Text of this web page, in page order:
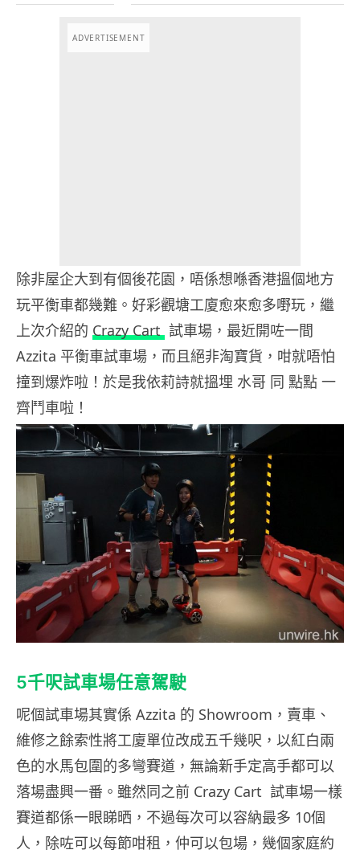
ADVERTISEMENT
除非屋企大到有個後花園，唔係想喺香港搵個地方
玩平衡車都幾難。好彩觀塘工廈愈來愈多嘢玩，繼
上次介紹的 Crazy Cart 試車場，最近開咗一間
Azzita 平衡車試車場，而且絕非淘寶貨，咁就唔怕
撞到爆炸啦！於是我依莉詩就搵埋 水哥 同 點點 一
齊鬥車啦！
5千呎試車場任意駕駛
呢個試車場其實係 Azzita 的 Showroom，賣車、
維修之餘索性將工廈單位改成五千幾呎，以紅白兩
色的水馬包圍的多彎賽道，無論新手定高手都可以
落場盡興一番。雖然同之前 Crazy Cart 試車場一樣
賽道都係一眼睇晒，不過每次可以容納最多 10個
人，除咗可以每節咁租，仲可以包場，幾個家庭約